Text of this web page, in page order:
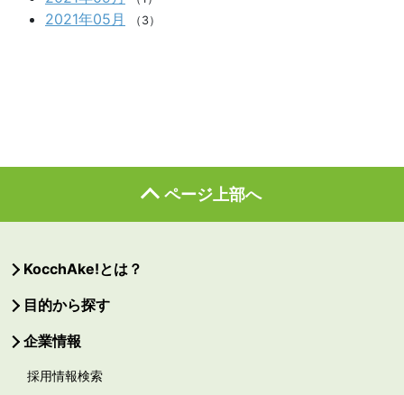
2021年05月 （3）
ページ上部へ
KocchAke!とは？
目的から探す
企業情報
採用情報検索